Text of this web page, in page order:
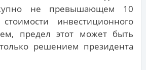
не превышающем 10
инвестиционного
предел этот может быть
решением президента